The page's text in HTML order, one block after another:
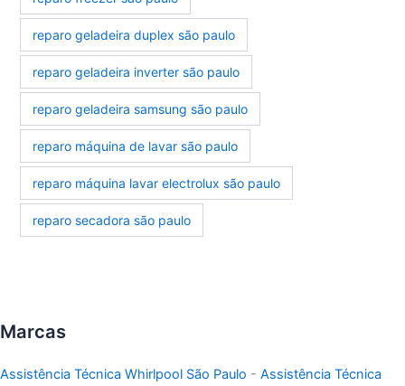
reparo geladeira duplex são paulo
reparo geladeira inverter são paulo
reparo geladeira samsung são paulo
reparo máquina de lavar são paulo
reparo máquina lavar electrolux são paulo
reparo secadora são paulo
Marcas
Assistência Técnica Whirlpool São Paulo - Assistência Técnica